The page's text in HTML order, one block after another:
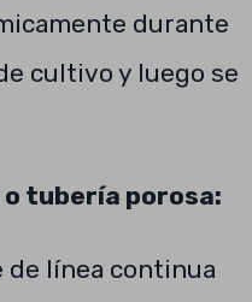
durante
cultivo y luego se
tubería porosa:
de línea continua